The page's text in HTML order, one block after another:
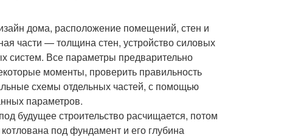
дома, расположение помещений, стен и
части — толщина стен, устройство силовых
систем. Все параметры предварительно
моменты, проверить правильность
схемы отдельных частей, с помощью
параметров.
будущее строительство расчищается, потом
под фундамент и его глубина